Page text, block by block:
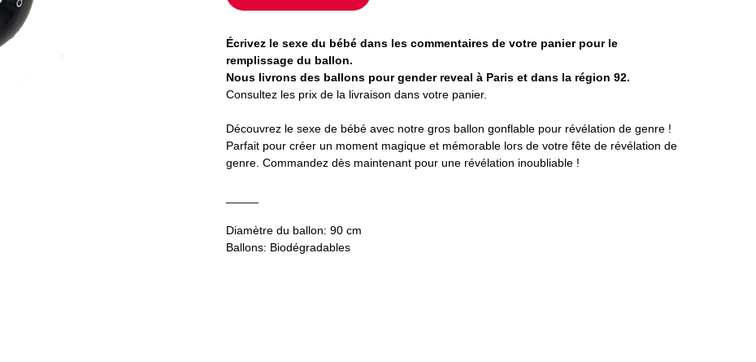
Écrivez le sexe du bébé dans les commentaires de votre panier pour le
remplissage du ballon.
Nous livrons des ballons pour gender reveal à Paris et dans la région 92.
Consultez les prix de la livraison dans votre panier.
Découvrez le sexe de bébé avec notre gros ballon gonflable pour révélation de genre !
Parfait pour créer un moment magique et mémorable lors de votre fête de révélation de
genre. Commandez dès maintenant pour une révélation inoubliable !
Diamètre du ballon: 90 cm
Ballons: Biodégradables